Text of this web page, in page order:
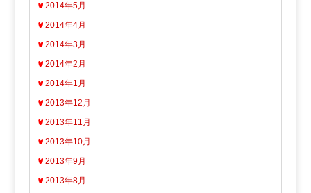
2014年5月
2014年4月
2014年3月
2014年2月
2014年1月
2013年12月
2013年11月
2013年10月
2013年9月
2013年8月